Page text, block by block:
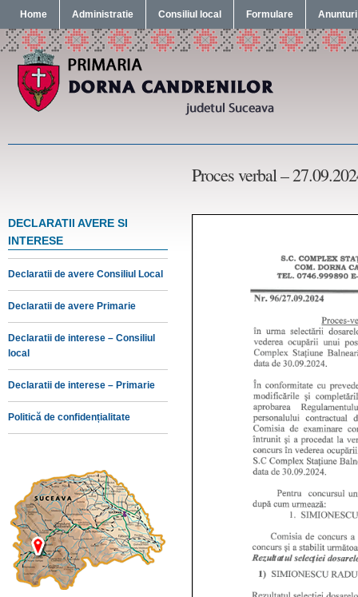
Home Administratie Consiliul local Formulare Anunturi
Proces verbal –
DECLARATII AVERE SI
INTERESE
Declaratii de avere Consiliul Local
Declaratii de avere Primarie
Declaratii de interese – Consiliul
local
Declaratii de interese – Primarie
Politică de confidențialitate